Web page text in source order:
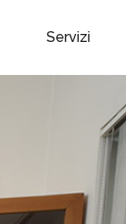
Servizi